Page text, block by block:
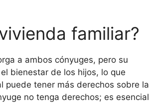
familiar?
a ambos cónyuges, pero su
bienestar de los hijos, lo que
puede tener más derechos sobre la
no tenga derechos; es esencial